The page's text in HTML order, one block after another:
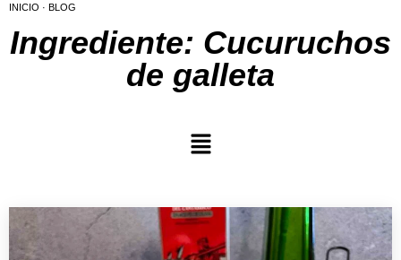
INICIO · BLOG
Ingrediente: Cucuruchos
de galleta